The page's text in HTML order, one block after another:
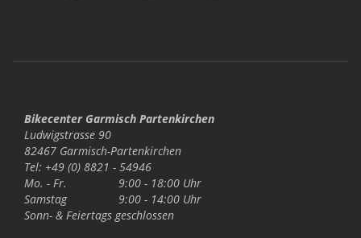
Bikecenter Garmisch Partenkirchen
Ludwigstrasse 90
82467 Garmisch-Partenkirchen
Tel: +49 (0) 8821 - 54946
Mo. - Fr.
9:00 - 18:00 Uhr
Samstag
9:00 - 14:00 Uhr
Sonn- & Feiertags geschlossen